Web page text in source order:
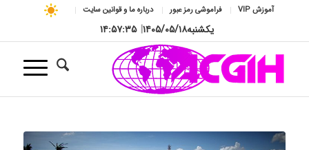
آموزش VIP فراموشی رمز عبور درباره ما و قوانین سایت
یکشنبه۱۴۰۵/۰۵/۱۸| ۱۴:۵۷:۳۵